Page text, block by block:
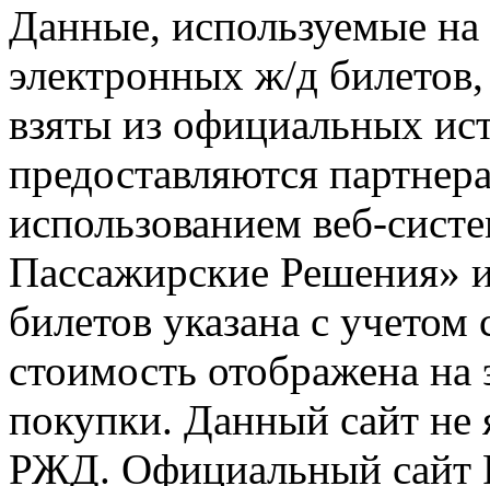
Данные, используемые на
электронных ж/д
взяты из официальных
предоставляются
использованием веб-
Пассажирские
билетов указана с
стоимость отображена
покупки. Данный сайт не
РЖД. Официальный сайт